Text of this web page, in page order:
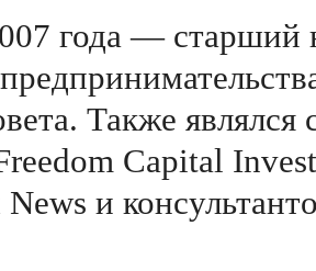
года — старший
Также
Capital
News и